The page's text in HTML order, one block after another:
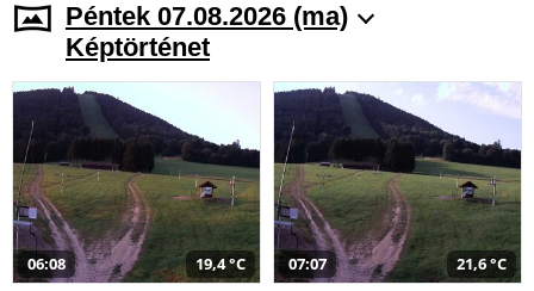
Péntek 07.08.2026 (ma)
Képtörténet
06:08 19,4 °C 07:07 21,6 °C